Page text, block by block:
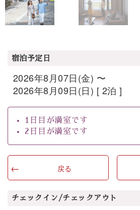
宿泊予定日
2026年8月07日(金) 〜
2026年8月09日(日) [ 2泊 ]
1日目が満室です
2日目が満室です
戻る
チェックイン/チェックアウト